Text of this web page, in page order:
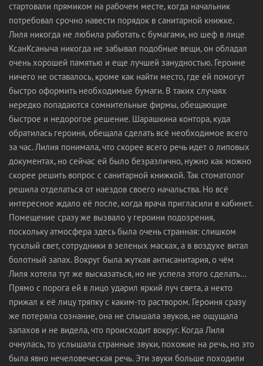
стартовали прямиком на рабочем месте, когда начальник
потребовал срочно навести порядок в санитарной книжке.
Лиля никогда не любила работать с бумагами, но шеф в лице
КсанКсаныча никогда не забывал подобные вещи, он обладал
очень хорошей памятью и еще лучшей занудностью. Героине
ничего не оставалось, кроме как найти место, где ей помогут
быстро оформить необходимые бумаги. В таких случаях
нередко попадаются сомнительные фирмы, обещающие
быстрое и недорогое решение. Шарашкина контора, куда
обратилась героиня, обещала сделать всё необходимое всего
за час. Лилия понимала, что скорее всего речь идет о липовых
документах, но сейчас ей было безразлично, нужно как можно
скорее решить вопрос с санитарной книжкой. Так стоматолог
решила отделаться от наездов своего начальства. Но всё
интересное ждало её после, когда врача пригласили в кабинет.
Помещение сразу же вызвало у героини подозрения,
поскольку атмосфера здесь была очень странная: слишком
тусклый свет, сотрудники в зеленых масках, а в воздухе витал
болотный запах. Вокруг была жуткая антисанитария, о чём
Лиля хотела тут же высказаться, но не успела этого сделать…
Прямо с порога ей в лицо ударил яркий луч света, а некто
прижал к её лицу тряпку с каким-то раствором. Героиня сразу
же потеряла сознание, она не слышала звуков, не ощущала
запахов и не видела, что происходит вокруг. Когда Лиля
очнулась, то услышала странные звуки, похожие на речь, но это
была явно нечеловеческая речь. Эти звуки больше походили